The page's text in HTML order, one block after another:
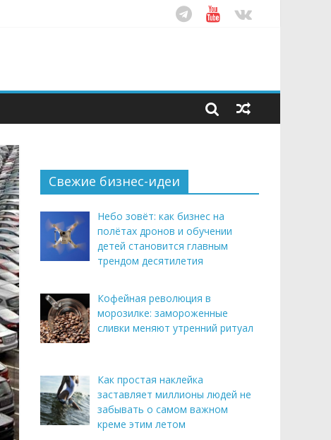
Свежие бизнес-идеи
Небо зовёт: как бизнес на
полётах дронов и обучении
детей становится главным
трендом десятилетия
Кофейная революция в
морозилке: замороженные
сливки меняют утренний ритуал
Как простая наклейка
заставляет миллионы людей не
забывать о самом важном
креме этим летом